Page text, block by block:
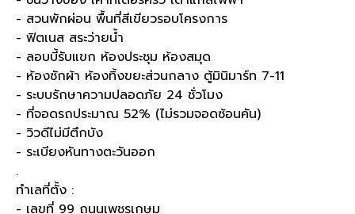
- สวนพักผ่อน พื้นที่สีเขียวรอบโครงการ
- ฟิตเนส สระว่ายน้ำ
- ลอบบี้รับแขก ห้องประชุม ห้องสมุด
- ห้องซักผ้า ห้องทิ้งขยะส่วนกลาง ตู้มินิมาร์ท 7-11
- ระบบรักษาความปลอดภัย 24 ชั่วโมง
- ที่จอดรถประมาณ 52% (ไม่รวมจอดซ้อนคัน)
- วิวดีไม่มีตึกบัง
- ระเบียงหันทางตะวันออก
.
ทำเลที่ตั้ง :
- เลขที่ 99 ถนนเพชรเกษม